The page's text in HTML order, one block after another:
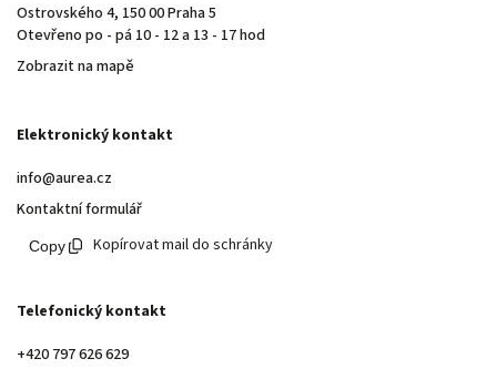
Ostrovského 4, 150 00 Praha 5
Otevřeno po - pá 10 - 12 a 13 - 17 hod
Zobrazit na mapě
Elektronický kontakt
info@aurea.cz
Kontaktní formulář
Kopírovat mail do schránky
Telefonický kontakt
+420 797 626 629